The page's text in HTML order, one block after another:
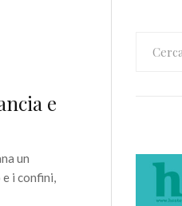
e
un
i confini,